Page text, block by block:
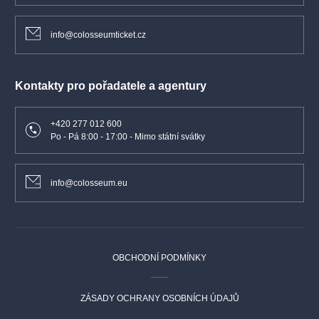
info@colosseumticket.cz
Kontakty pro pořadatele a agentury
+420 277 012 600
Po - Pá 8:00 - 17:00 - Mimo státní svátky
info@colosseum.eu
OBCHODNÍ PODMÍNKY
ZÁSADY OCHRANY OSOBNÍCH ÚDAJŮ